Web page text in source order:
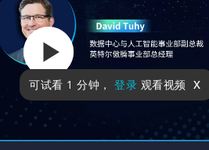
可试看 1 分钟 ， 登录 观看视频 x